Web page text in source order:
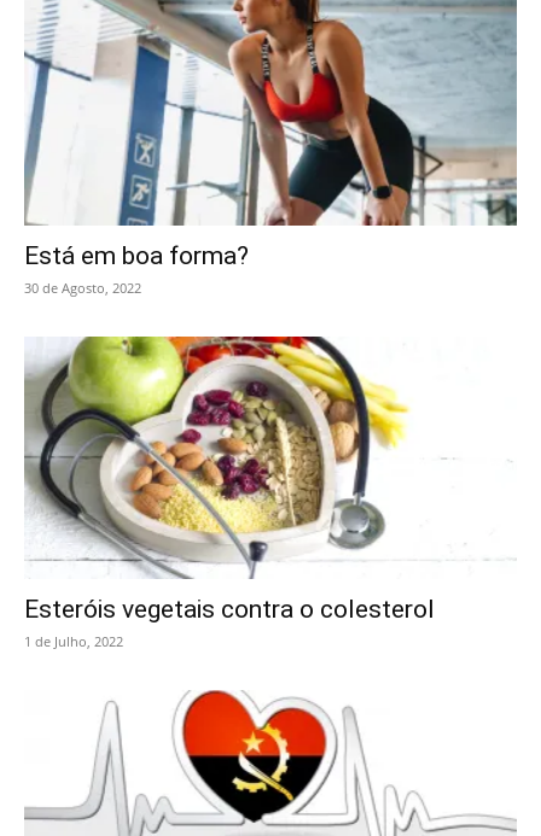
Está em boa forma?
30 de Agosto, 2022
Esteróis vegetais contra o colesterol
1 de Julho, 2022